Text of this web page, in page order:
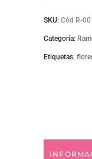
SKU: Cód R-
Categoría:
Etiquetas: